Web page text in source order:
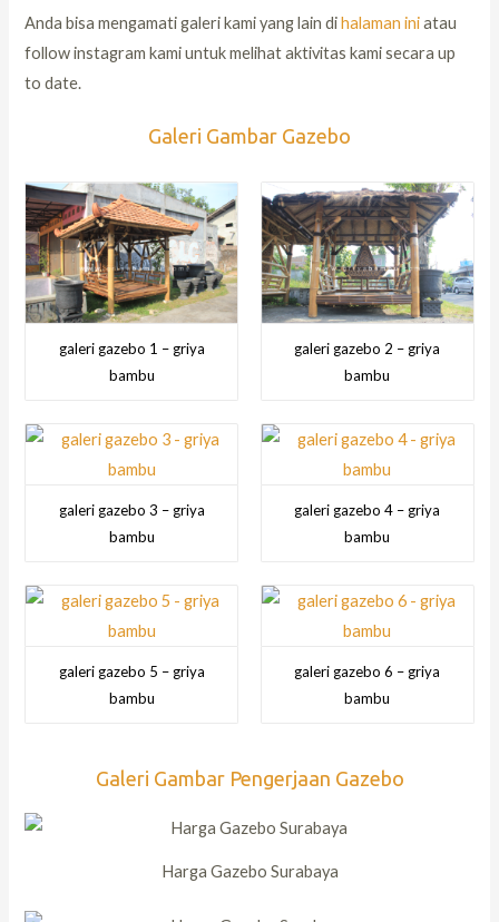
Anda bisa mengamati galeri kami yang lain dihalaman iniatau
follow instagram kami untuk melihat aktivitas kami secara up
to date.
Galeri Gambar Gazebo
galeri gazebo 1 – griya
bambu
galeri gazebo 2 – griya
bambu
galeri gazebo 3 – griya
bambu
galeri gazebo 4 – griya
bambu
galeri gazebo 5 – griya
bambu
galeri gazebo 6 – griya
bambu
Galeri Gambar Pengerjaan Gazebo
Harga Gazebo Surabaya